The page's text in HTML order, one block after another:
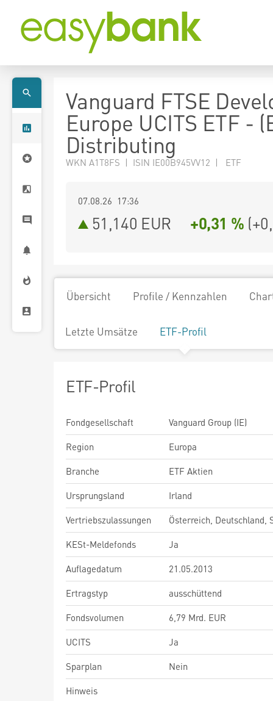
Vanguard FTSE
Europe UCITS ETF -
Distributing
WKN A1T8FS | ISIN IE00B945VV12 | ETF
07.08.26 17:36
51,140 EUR +0,31 % (
Übersicht Profile / Kennzahlen
Letzte Umsätze ETF-Profil
ETF-Profil
Fondgesellschaft
Vanguard Group (IE)
Region
Europa
Branche
ETF Aktien
Ursprungsland
Irland
Vertriebszulassungen
Österreich, Deutschland,
KESt-Meldefonds
Ja
Auflagedatum
21.05.2013
Ertragstyp
ausschüttend
Fondsvolumen
6,79 Mrd. EUR
UCITS
Ja
Sparplan
Nein
Hinweis